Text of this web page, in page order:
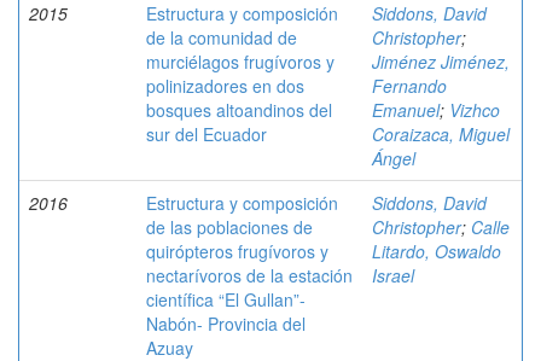
2015
Estructura y composición
de la comunidad de
murciélagos frugívoros y
polinizadores en dos
bosques altoandinos del
sur del Ecuador
Siddons, David
Christopher;
Jiménez Jiménez,
Fernando
Emanuel; Vizhco
Coraizaca, Miguel
Ángel
2016
Estructura y composición
de las poblaciones de
quirópteros frugívoros y
nectarívoros de la estación
científica “El Gullan”-
Nabón- Provincia del
Azuay
Siddons, David
Christopher; Calle
Litardo, Oswaldo
Israel